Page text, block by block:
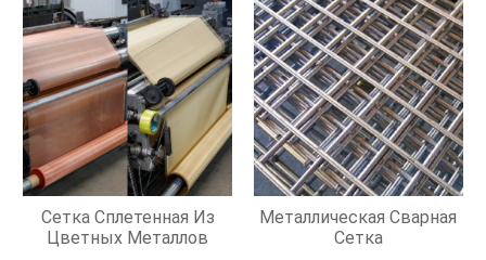
Сетка Сплетенная Из
Цветных Металлов
Металлическая Сварная
Сетка